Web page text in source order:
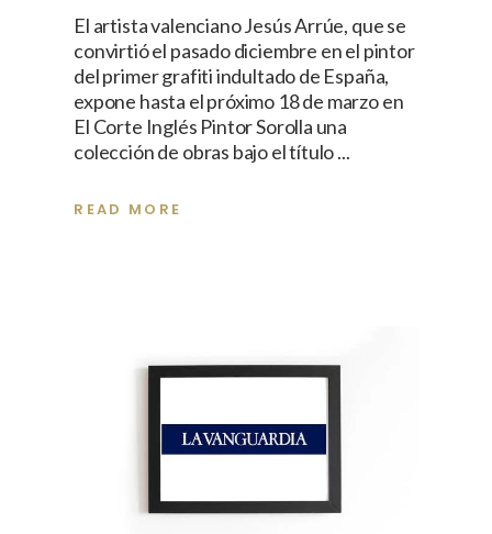
El artista valenciano Jesús Arrúe, que se
convirtió el pasado diciembre en el pintor
del primer grafiti indultado de España,
expone hasta el próximo 18 de marzo en
El Corte Inglés Pintor Sorolla una
colección de obras bajo el título
READ MORE